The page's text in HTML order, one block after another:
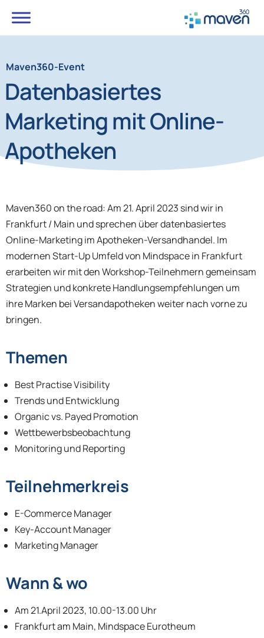
Maven360-Event
Datenbasiertes
Marketing mit Online-
Apotheken
Maven360 on the road: Am 21. April 2023 sind wir in
Frankfurt / Main und sprechen über datenbasiertes
Online-Marketing im Apotheken-Versandhandel. Im
modernen Start-Up Umfeld von Mindspace in Frankfurt
erarbeiten wir mit den Workshop-Teilnehmern gemeinsam
Strategien und konkrete Handlungsempfehlungen um
ihre Marken bei Versandapotheken weiter nach vorne zu
bringen.
Themen
Best Practise Visibility
Trends und Entwicklung
Organic vs. Payed Promotion
Wettbewerbsbeobachtung
Monitoring und Reporting
Teilnehmerkreis
E-Commerce Manager
Key-Account Manager
Marketing Manager
Wann & wo
Am 21.April 2023, 10.00-13.00 Uhr
Frankfurt am Main, Mindspace Eurotheum